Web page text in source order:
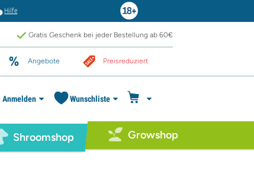
Hilfe
Gratis Geschenk bei jeder Bestellung ab 60€
Angebote Preisreduziert
Anmelden Wunschliste
Shroomshop Growshop